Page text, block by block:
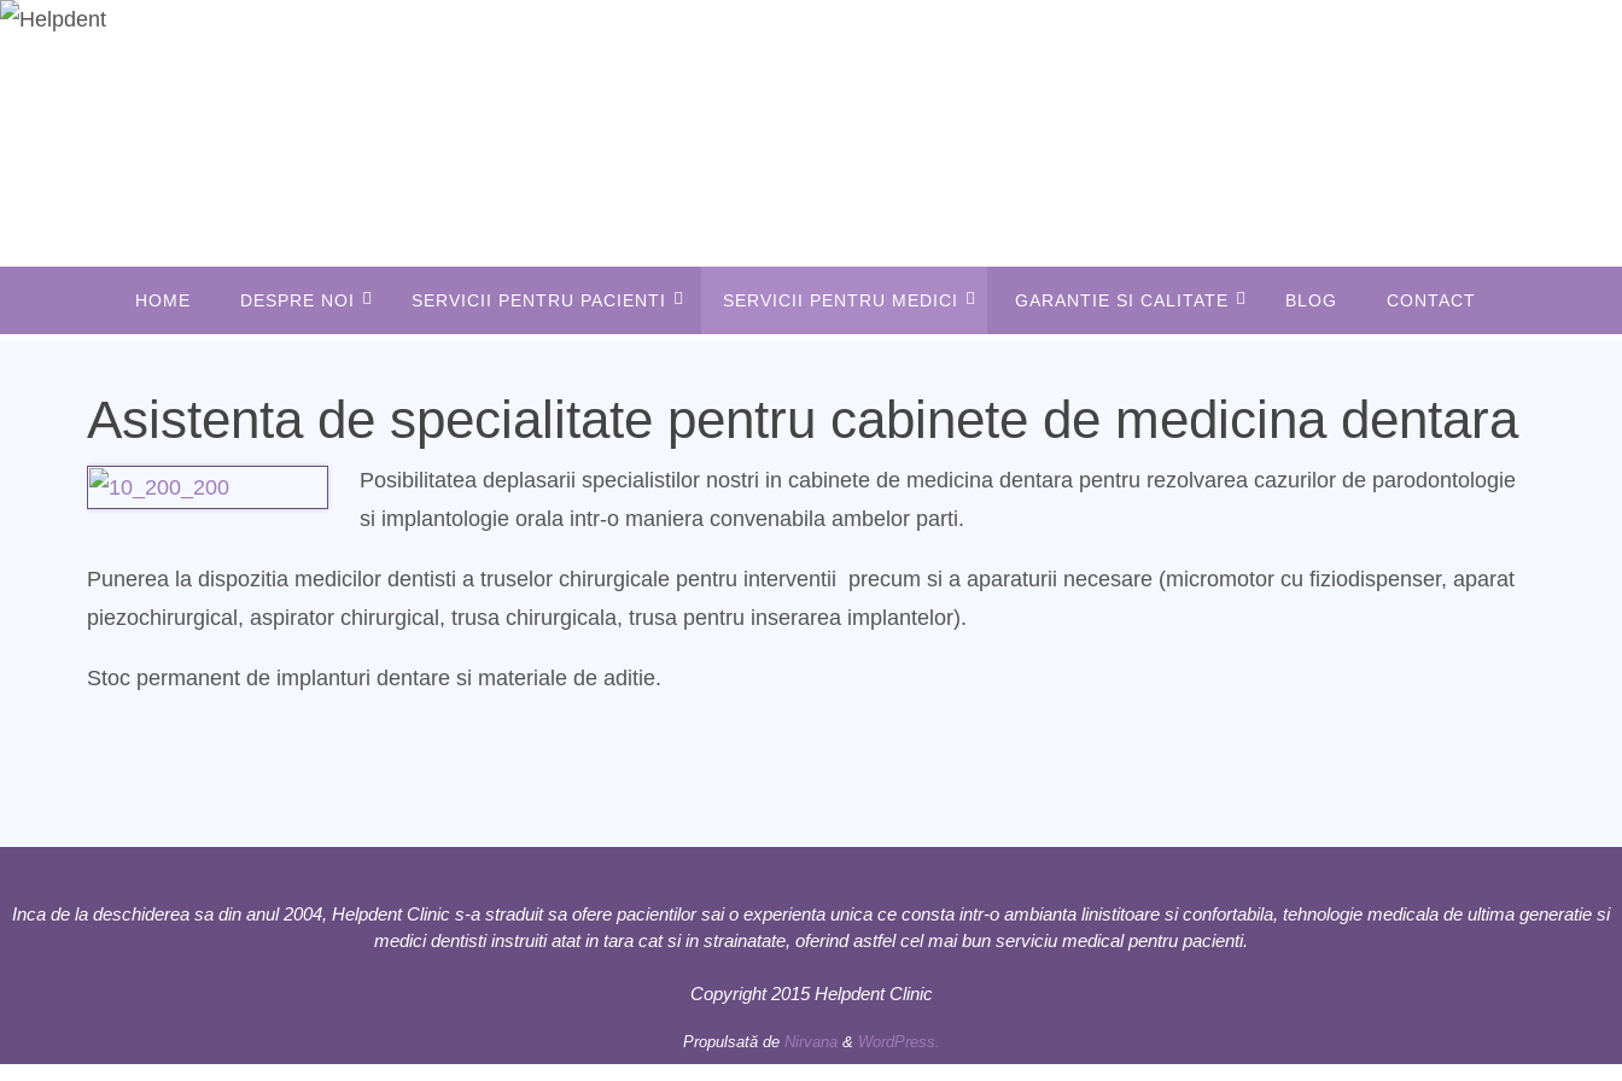
Sari
conținut
HOME DESPRE NOI SERVICII PENTRU PACIENTI SERVICII PENTRU MEDICI GARANTIE SI CALITATE BLOG CONTACT
Asistenta de specialitate pentru cabinete de medicina dentara
Posibilitatea deplasarii specialistilor nostri in cabinete de medicina dentara pentru rezolvarea cazurilor de parodontologie
si implantologie orala intr-o maniera convenabila ambelor parti.
Punerea la dispozitia medicilor dentisti a truselor chirurgicale pentru interventii precum si a aparaturii necesare (micromotor cu fiziodispenser, aparat
piezochirurgical, aspirator chirurgical, trusa chirurgicala, trusa pentru inserarea implantelor).
Stoc permanent de implanturi dentare si materiale de aditie.
Inca de la deschiderea sa din anul 2004, Helpdent Clinic s-a straduit sa ofere pacientilor sai o experienta unica ce consta intr-o ambianta linistitoare si confortabila, tehnologie medicala de ultima generatie si
medici dentisti instruiti atat in tara cat si in strainatate, oferind astfel cel mai bun serviciu medical pentru pacienti.
Copyright 2015 Helpdent Clinic
Propulsată de Nirvana& WordPress.